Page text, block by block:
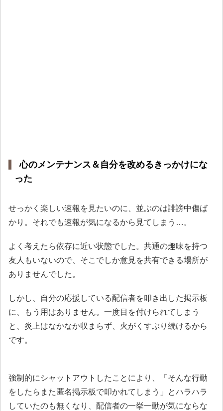
心のメンテナンス＆自分を改めるきっかけにな
った
せっかく楽しい速報を見たいのに、並ぶのは誹謗中傷ば
かり。それでも速報が気になるから見てしまう…。
よく考えたら依存に近い状態でした。共通の趣味を持つ
友人もいないので、そこでしか意見を共有できる場所が
ありませんでした。
しかし、自分の応援している配信者を叩き出した掲示板
に、もう用はありません。一度目を付けられてしまう
と、炎上はなかなか収まらず、火がくすぶり続けるから
です。
強制的にシャットアウトしたことにより、「そんな行動
をしたらまた匿名掲示板で叩かれてしまう」とハラハラ
していたのも無くなり、配信者の一挙一動が気にならな